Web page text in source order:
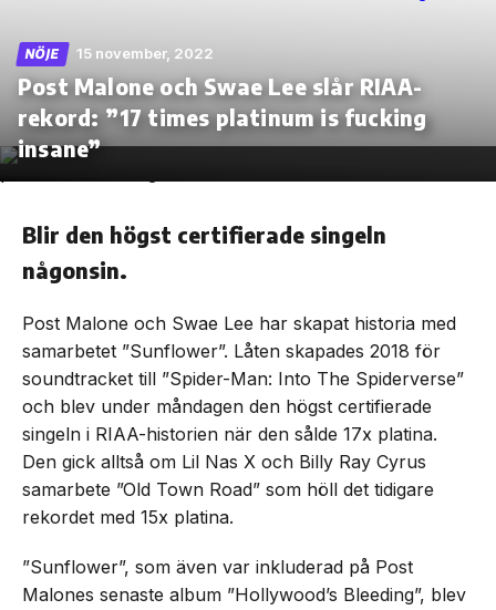
Skip
the
NÖJE 15 november, 2022
Post Malone och Swae Lee slår RIAA-
rekord: ”17 times platinum is fucking
insane”
Blir den högst certifierade singeln
någonsin.
Post Malone och Swae Lee har skapat historia med
samarbetet ”Sunflower”. Låten skapades 2018 för
soundtracket till ”Spider-Man: Into The Spiderverse”
och blev under måndagen den högst certifierade
singeln i RIAA-historien när den sålde 17x platina.
Den gick alltså om Lil Nas X och Billy Ray Cyrus
samarbete ”Old Town Road” som höll det tidigare
rekordet med 15x platina.
”Sunflower”, som även var inkluderad på Post
Malones senaste album ”Hollywood’s Bleeding”, blev